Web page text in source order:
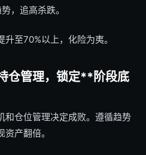
，追高杀跌。
至70%以上，化险为夷。
仓管理，锁定**阶段底
和仓位管理决定成败。遵循趋势
产翻倍。